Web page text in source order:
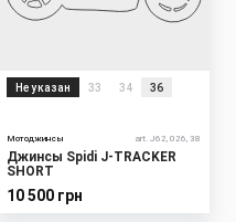
Не указан 33 34 36
Мотоджинсы art. J62, 026, 38
Джинсы Spidi J-TRACKER
SHORT
10 500 грн